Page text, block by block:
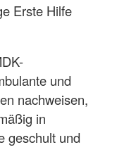
Erste Hilfe
und
nachweisen,
in
geschult und